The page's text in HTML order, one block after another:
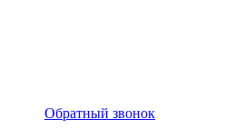
Обратный звонок